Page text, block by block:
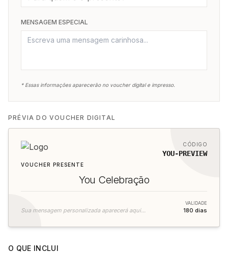
MENSAGEM ESPECIAL
* Essas informações aparecerão no voucher digital e impresso.
PRÉVIA DO VOUCHER DIGITAL
VOUCHER PRESENTE
CÓDIGO
YOU-PREVIEW
You Celebração
Sua mensagem personalizada aparecerá aqui...
VALIDADE
180 dias
O QUE INCLUI